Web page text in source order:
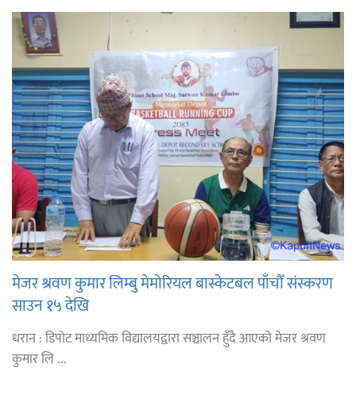
मेजर श्रवण कुमार लिम्बु मेमोरियल बास्केटबल पाँचौँ संस्करण
साउन १५ देखि
धरान : डिपोट माध्यमिक विद्यालयद्वारा सञ्चालन हुँदै आएको मेजर श्रवण
कुमार लि ...